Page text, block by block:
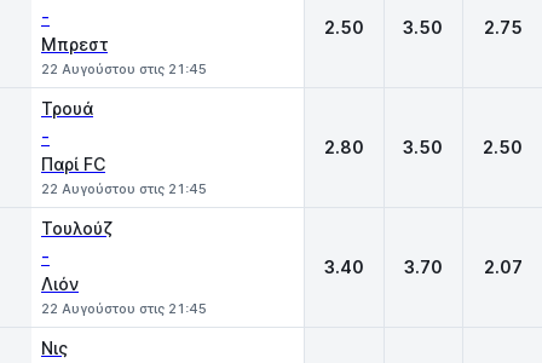
-
Μπρεστ
22 Αυγούστου στις 21:45
2.50 3.50 2.75
Τρουά
-
Παρί FC
22 Αυγούστου στις 21:45
2.80 3.50 2.50
Τουλούζ
-
Λιόν
22 Αυγούστου στις 21:45
3.40 3.70 2.07
Νις